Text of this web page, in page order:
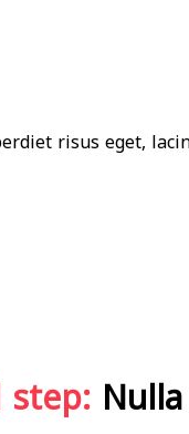
risus eget,
step: